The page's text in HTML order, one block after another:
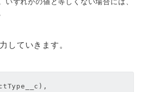
していきます。